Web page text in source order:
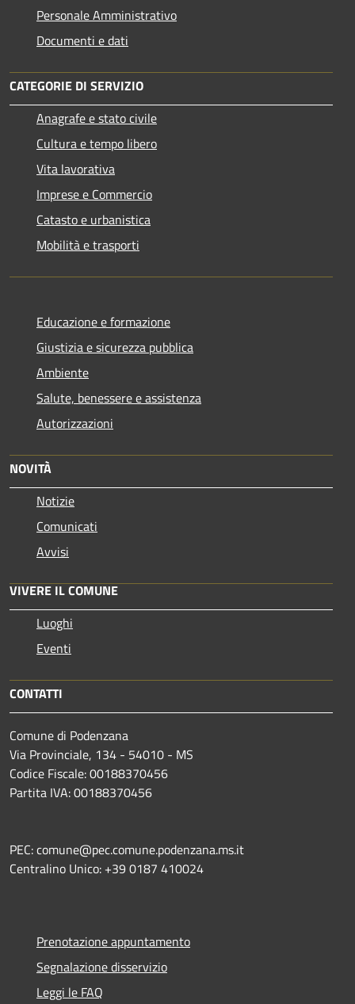
Personale Amministrativo
Documenti e dati
CATEGORIE DI SERVIZIO
Anagrafe e stato civile
Cultura e tempo libero
Vita lavorativa
Imprese e Commercio
Catasto e urbanistica
Mobilità e trasporti
Educazione e formazione
Giustizia e sicurezza pubblica
Ambiente
Salute, benessere e assistenza
Autorizzazioni
NOVITÀ
Notizie
Comunicati
Avvisi
VIVERE IL COMUNE
Luoghi
Eventi
CONTATTI
Comune di Podenzana
Via Provinciale, 134 - 54010 - MS
Codice Fiscale: 00188370456
Partita IVA: 00188370456
PEC: comune@pec.comune.podenzana.ms.it
Centralino Unico: +39 0187 410024
Prenotazione appuntamento
Segnalazione disservizio
Leggi le FAQ